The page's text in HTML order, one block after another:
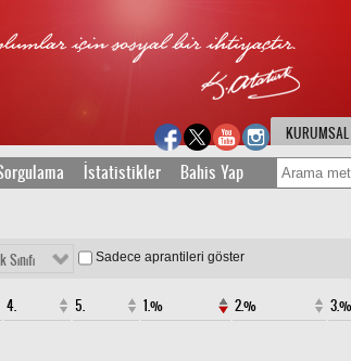
KURUMSAL
İstatistikler Bahis Yap
Sınıfı Sadece aprantileri göster
4. 5. 1.% 2.% 3.%